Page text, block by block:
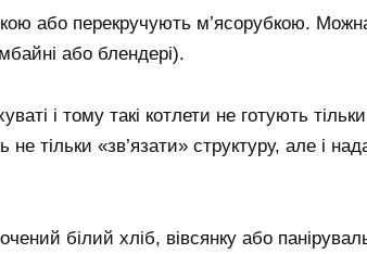
або перекручують м’ясорубкою.
або блендері).
і тому такі котлети не готують
тільки «зв’язати» структуру, але і
білий хліб, вівсянку або